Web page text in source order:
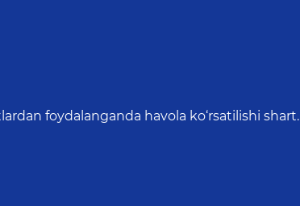
foydalanganda havola ko‘rsatilishi shart.